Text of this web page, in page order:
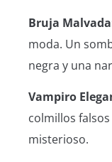
Bruja
moda. Un
negra y una
Vampiro
colmillos
misterioso.